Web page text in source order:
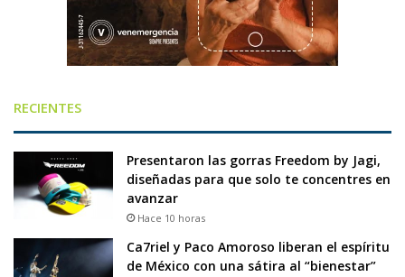
RECIENTES
Presentaron las gorras Freedom by Jagi,
diseñadas para que solo te concentres en
avanzar
Hace 10 horas
Ca7riel y Paco Amoroso liberan el espíritu
de México con una sátira al “bienestar”